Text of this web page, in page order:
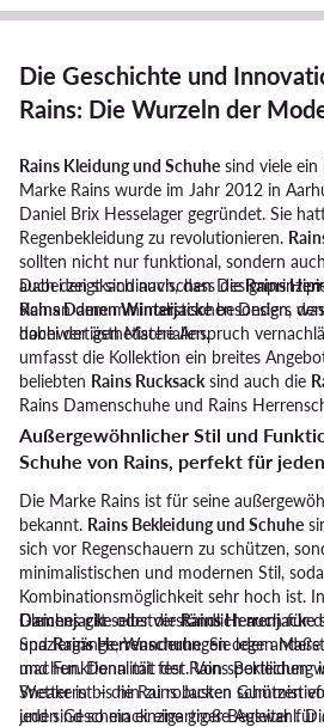
Die Geschichte und
Rains: Die Wurzeln der
Rains Kleidung und Schuhe sind viele
Marke Rains wurde im Jahr 2012 in
Daniel Brix Hesselager gegründet. Sie
Regenbekleidung zu revolutionieren.
sollten nicht nur funktional, sondern
auch den skandinavischen
sich an dem minimalistischen Design,
hochwertigen Materialien.
Dabei zeigt sich auch, dass dieRains
Rains Damen Winterjackebesonders
dabei der ästhetische Anspruch
umfasst die Kollektion ein breites
beliebten Rains Rucksack sind auch die
Rains Damenschuhe und Rains
Außergewöhnlicher Stil und
Schuhe von Rains, perfekt für jeden
Die Marke Rains ist für seine
bekannt. Rains Bekleidung und Schuhe
sich vor Regenschauern zu schützen,
minimalistischen und modernen Stil,
Kombinationsmöglichkeit sehr hoch ist.
Damenjackeoder dieRains Herrenjacke
Spaziergänge, Wanderungen oder
machen. Denn mit der Rains Bekleidung
Wetter ist – die Rains Jacken schützen
und sind so ein einzigartiger Begleiter für
Gleiches gilt selbstverständlich auch für
undRains Herrenschuhe. Sie legen
und Funktionalität fest. Von sportlichen
Sneakern bis hin zu robusten
jeden Geschmack eine große Auswahl.